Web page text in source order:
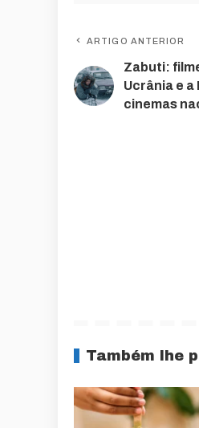
ARTIGO ANTERIOR
Zabuti:
Ucrânia e a
cinemas
Também lhe